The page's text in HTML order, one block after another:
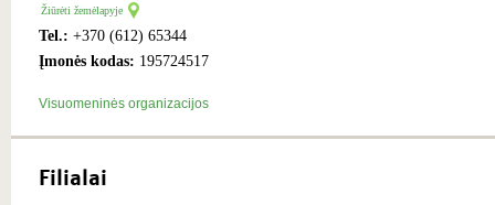
Žiūrėti žemėlapyje
Tel.: +370 (612) 65344
Įmonės kodas: 195724517
Visuomeninės organizacijos
Filialai